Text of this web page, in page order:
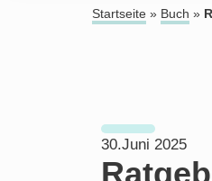
Startseite » Buch »
30.Juni 2025